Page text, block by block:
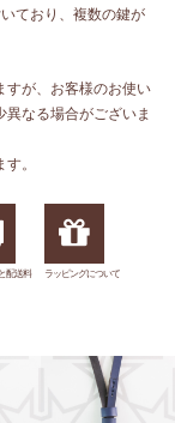
ており、複数の鍵が
が、お客様のお使い
なる場合がございま
。
配送料
ラッピングについて